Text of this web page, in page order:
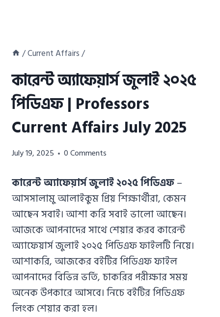
/Current Affairs/
কারেন্ট অ্যাফেয়ার্স জুলাই ২০২৫
পিডিএফ | Professors
Current Affairs July 2025
Azizul
Azizul
Haque
July 19, 2025 0 Comments
কারেন্ট অ্যাফেয়ার্স জুলাই ২০২৫ পিডিএফ–
আসসালামু আলাইকুম প্রিয় শিক্ষার্থীরা, কেমন
আছেন সবাই। আশা করি সবাই ভালো আছেন।
আজকে আপনাদের সাথে শেয়ার করব কারেন্ট
অ্যাফেয়ার্স জুলাই ২০২৫ পিডিএফ ফাইলটি নিয়ে।
আশাকরি, আজকের বইটির পিডিএফ ফাইল
আপনাদের বিভিন্ন ভর্তি, চাকরির পরীক্ষার সময়
অনেক উপকারে আসবে। নিচে বইটির পিডিএফ
লিংক শেয়ার করা হল।